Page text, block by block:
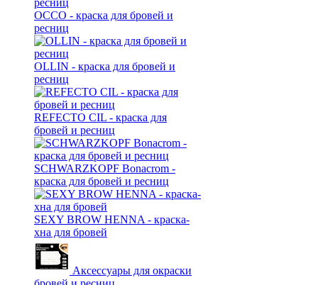
OCCO - краска для бровей и
ресниц
OLLIN - краска для бровей и
ресниц
REFECTO CIL - краска для
бровей и ресниц
SCHWARZKOPF Bonacrom -
краска для бровей и ресниц
SEXY BROW HENNA - краска-
хна для бровей
Аксессуары для окраски